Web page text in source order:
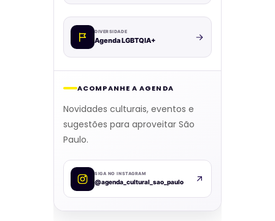
DIVERSIDADE
Agenda LGBTQIA+
ACOMPANHE A AGENDA
Novidades culturais, eventos e
sugestões para aproveitar São
Paulo.
SIGA NO INSTAGRAM
@agenda_cultural_sao_paulo